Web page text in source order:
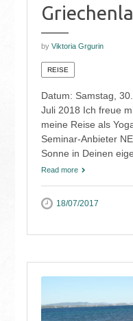
by Viktoria Grgurin
REISE
Datum: Samstag,
Juli 2018 Ich freue
meine Reise als
Seminar-Anbieter
Sonne in Deinen
Read more
18/07/2017